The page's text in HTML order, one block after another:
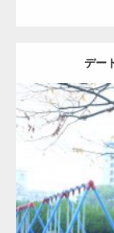
デー
Category:公
ダウ